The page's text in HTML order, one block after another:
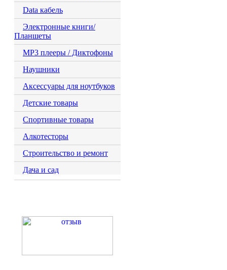
Data кабель
Электронные книги/
Планшеты
MP3 плееры / Диктофоны
Наушники
Аксессуары для ноутбуков
Детские товары
Спортивные товары
Алкотесторы
Строительство и ремонт
Дача и сад